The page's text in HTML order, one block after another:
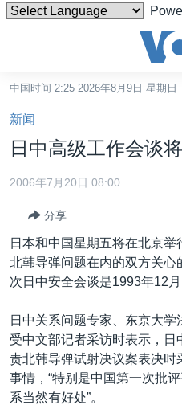
碍
链
接
转
容
转
导
航
跳
转
到
港澳
国际
最新国际新闻
中东
欧洲
非洲
分类新闻
人权·法律·宗教
科教·文娱·体健
军事
热点专题
白宫要闻
国会报道
VOA视频
VOA今日焦点
中国时间 2:25 2026年8月9日 星期日
新闻
日中高级工作会谈
2006年7月20日 08:00
分享
日本和中国星期五将在北京
北韩导弹问题在内的双方关
次日中安全会谈是1993年12月
日中关系问题专家、东京大
受中文部记者采访时表示，
责北韩导弹试射决议案表决
事情，“特别是中国第一次批
系当然有好处”。